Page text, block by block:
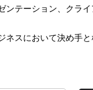
ンテーション、クラ
ネスにおいて決め手